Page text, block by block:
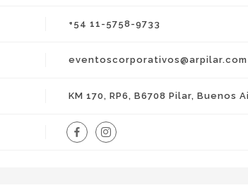
+54 11-5758-9733
eventoscorporativos@arpilar.com
KM 170, RP6, B6708 Pilar, Buenos